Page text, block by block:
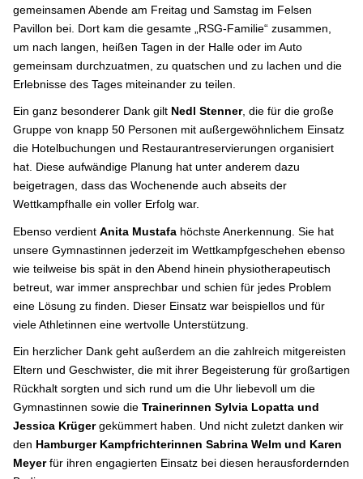
gemeinsamen Abende am Freitag und Samstag im Felsen
Pavillon bei. Dort kam die gesamte „RSG-Familie“ zusammen,
um nach langen, heißen Tagen in der Halle oder im Auto
gemeinsam durchzuatmen, zu quatschen und zu lachen und die
Erlebnisse des Tages miteinander zu teilen.
Ein ganz besonderer Dank gilt Nedl Stenner, die für die große
Gruppe von knapp 50 Personen mit außergewöhnlichem Einsatz
die Hotelbuchungen und Restaurantreservierungen organisiert
hat. Diese aufwändige Planung hat unter anderem dazu
beigetragen, dass das Wochenende auch abseits der
Wettkampfhalle ein voller Erfolg war.
Ebenso verdient Anita Mustafa höchste Anerkennung. Sie hat
unsere Gymnastinnen jederzeit im Wettkampfgeschehen ebenso
wie teilweise bis spät in den Abend hinein physiotherapeutisch
betreut, war immer ansprechbar und schien für jedes Problem
eine Lösung zu finden. Dieser Einsatz war beispiellos und für
viele Athletinnen eine wertvolle Unterstützung.
Ein herzlicher Dank geht außerdem an die zahlreich mitgereisten
Eltern und Geschwister, die mit ihrer Begeisterung für großartigen
Rückhalt sorgten und sich rund um die Uhr liebevoll um die
Gymnastinnen sowie die Trainerinnen Sylvia Lopatta und
Jessica Krügergekümmert haben. Und nicht zuletzt danken wir
den Hamburger Kampfrichterinnen Sabrina Welm und Karen
Meyerfür ihren engagierten Einsatz bei diesen herausfordernden